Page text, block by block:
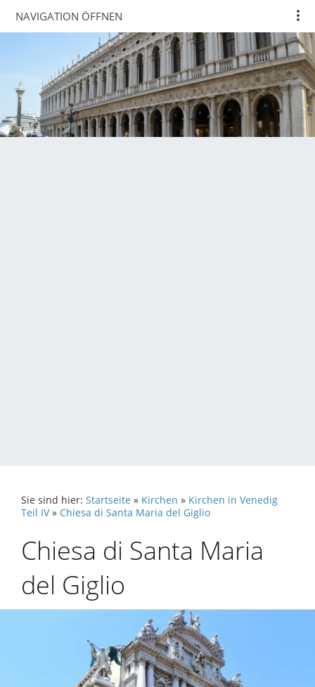
NAVIGATION ÖFFNEN
Sie sind hier: Startseite » Kirchen » Kirchen in Venedig
Teil IV» Chiesa di Santa Maria del Giglio
Chiesa di Santa Maria
del Giglio